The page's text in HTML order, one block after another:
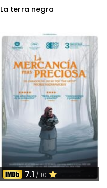
La terra negra
7.1 / 10